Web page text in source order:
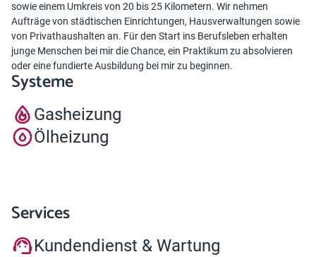
sowie einem Umkreis von 20 bis 25 Kilometern. Wir nehmen
Aufträge von städtischen Einrichtungen, Hausverwaltungen sowie
von Privathaushalten an. Für den Start ins Berufsleben erhalten
junge Menschen bei mir die Chance, ein Praktikum zu absolvieren
oder eine fundierte Ausbildung bei mir zu beginnen.
Systeme
Gasheizung
Ölheizung
Services
Kundendienst & Wartung